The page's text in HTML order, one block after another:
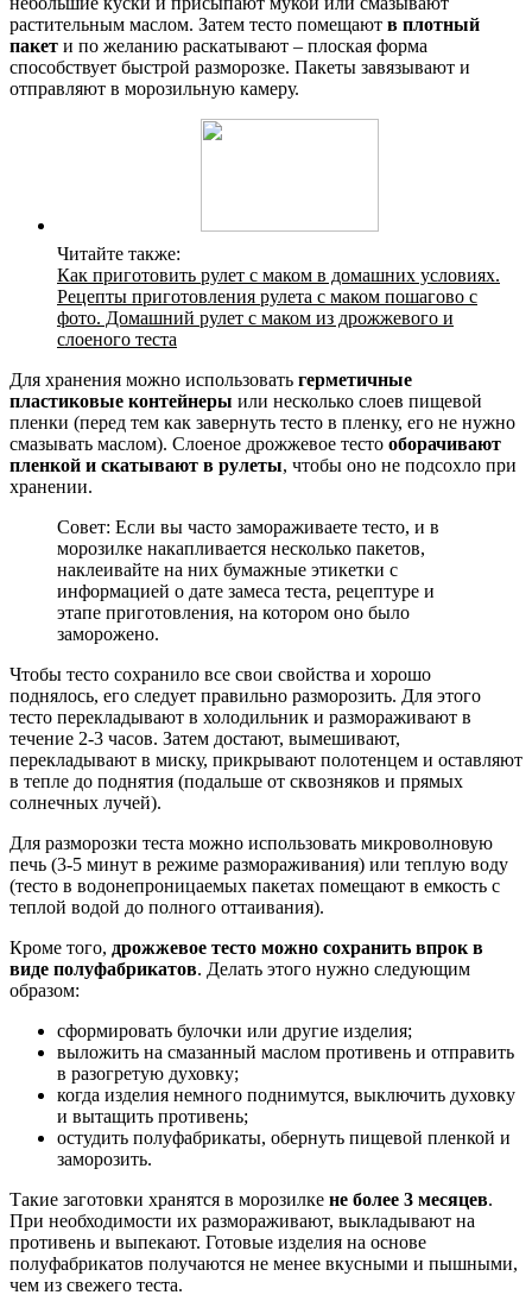
растительным маслом. Затем тесто помещают в плотный
пакет и по желанию раскатывают – плоская форма
способствует быстрой разморозке. Пакеты завязывают и
отправляют в морозильную камеру.
Читайте также:
Как приготовить рулет с маком в домашних условиях.
Рецепты приготовления рулета с маком пошагово с
фото. Домашний рулет с маком из дрожжевого и
слоеного теста
Для хранения можно использовать герметичные
пластиковые контейнеры или несколько слоев пищевой
пленки (перед тем как завернуть тесто в пленку, его не нужно
смазывать маслом). Слоеное дрожжевое тесто оборачивают
пленкой и скатывают в рулеты, чтобы оно не подсохло при
хранении.
Совет: Если вы часто замораживаете тесто, и в
морозилке накапливается несколько пакетов,
наклеивайте на них бумажные этикетки с
информацией о дате замеса теста, рецептуре и
этапе приготовления, на котором оно было
заморожено.
Чтобы тесто сохранило все свои свойства и хорошо
поднялось, его следует правильно разморозить. Для этого
тесто перекладывают в холодильник и размораживают в
течение 2-3 часов. Затем достают, вымешивают,
перекладывают в миску, прикрывают полотенцем и оставляют
в тепле до поднятия (подальше от сквозняков и прямых
солнечных лучей).
Для разморозки теста можно использовать микроволновую
печь (3-5 минут в режиме размораживания) или теплую воду
(тесто в водонепроницаемых пакетах помещают в емкость с
теплой водой до полного оттаивания).
Кроме того, дрожжевое тесто можно сохранить впрок в
виде полуфабрикатов. Делать этого нужно следующим
образом:
сформировать булочки или другие изделия;
выложить на смазанный маслом противень и отправить
в разогретую духовку;
когда изделия немного поднимутся, выключить духовку
и вытащить противень;
остудить полуфабрикаты, обернуть пищевой пленкой и
заморозить.
Такие заготовки хранятся в морозилке не более 3 месяцев.
При необходимости их размораживают, выкладывают на
противень и выпекают. Готовые изделия на основе
полуфабрикатов получаются не менее вкусными и пышными,
чем из свежего теста.